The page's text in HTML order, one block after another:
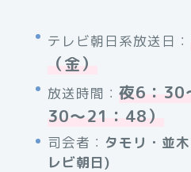
テレビ朝日系放送日：
（金）
放送時間： 夜6：30
30〜21：48）
司会者： タモリ・並
レビ朝日)